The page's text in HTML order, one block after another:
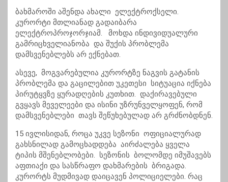
ბახმაროში აშენდა ახალი ელექტროქსელი.
კურორტი მთლიანად გადაიბარა
ელექტროპროჯორჯიამ. მოხდა ინდივიდუალური
გამრიცხველიანობა და შუქის პრობლემა
დამსვენებლებს არ ექნებათ.
ასევე, მოგვარებულია კურორტზე ნაგვის გატანის
პრობლემა და გაცილებით უკეთესი სიტუაცია იქნება
პირუტყვზე ყურადღების კუთხით. დაქირავებული
გვყავს მეველეები და ისინი უზრუნველყოფენ, რომ
დამსვენებლები თავს შეწუხებულად არ გრძნობდნენ.
15 ივლისიდან, როცა უკვე სეზონი ოფიციალურად
გახსნილად გამოცხადდება აირძალება ყველა
ტიპის მშენებლობები. სეზონის ბოლომდე იმუშავებს
აფთიაქი და სასწრაფო დახმარების ბრიგადა.
კურორტს მუდმივად დაიცავენ პოლიციელები. რაც